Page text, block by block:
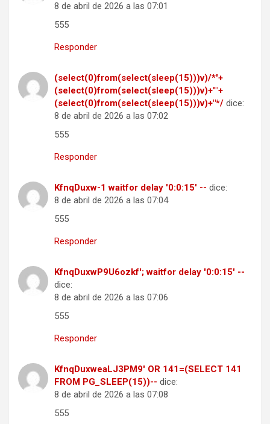
8 de abril de 2026 a las 07:01
555
Responder
(select(0)from(select(sleep(15)))v)/*'+
(select(0)from(select(sleep(15)))v)+'"+
(select(0)from(select(sleep(15)))v)+"*/ dice:
8 de abril de 2026 a las 07:02
555
Responder
KfnqDuxw-1 waitfor delay '0:0:15' -- dice:
8 de abril de 2026 a las 07:04
555
Responder
KfnqDuxwP9U6ozkf'; waitfor delay '0:0:15' --
dice:
8 de abril de 2026 a las 07:06
555
Responder
KfnqDuxweaLJ3PM9' OR 141=(SELECT 141
FROM PG_SLEEP(15))-- dice:
8 de abril de 2026 a las 07:08
555